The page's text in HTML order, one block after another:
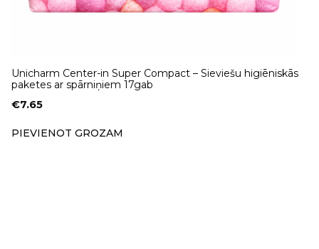
Unicharm Center-in Super Compact – Sieviešu higiēniskās
paketes ar spārniņiem 17gab
€7.65
PIEVIENOT GROZAM